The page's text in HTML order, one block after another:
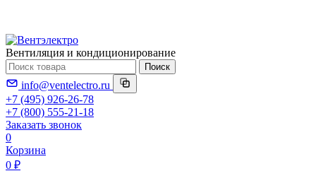
Вентиляция и кондиционирование
Поиск
info@ventelectro.ru
+7 (495) 926-26-78
+7 (800) 555-21-18
Заказать звонок
0
Корзина
0 ₽